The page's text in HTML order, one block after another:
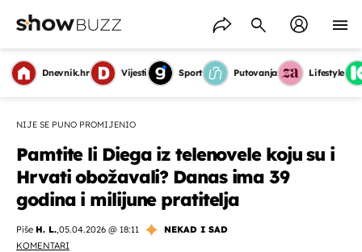
Dnevnik.hr Vijesti Sport Putovanja Lifestyle
NIJE SE PUNO PROMIJENIO
Pamtite li Diega iz telenovele koju su i
Hrvati obožavali? Danas ima 39
godina i milijune pratitelja
Piše H. L.,05.04.2026 @ 18:11
NEKAD I SAD
KOMENTARI